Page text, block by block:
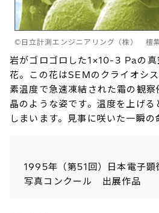
©日立計測エンジニアリング（株） 檀
岩がゴロゴロした1×10-3 Paの真
花。この花はSEMのクライオシ
素温度で急速凍結された霜の観
晶のような姿です。温度を上げる
しまいます。見事に咲いた一瞬の
1995年（第51回）日本電子顕
写真コンクール 出展作品